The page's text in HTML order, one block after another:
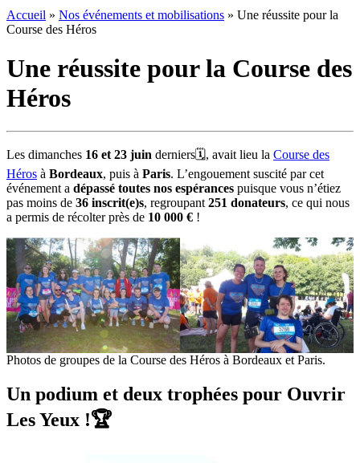
Accueil » Nos événements et mobilisations » Une réussite pour la
Course des Héros
Une réussite pour la Course des
Héros
Les dimanches 16 et 23 juin derniers🗓, avait lieu la Course des
Héros à Bordeaux, puis à Paris. L’engouement suscité par cet
événement a dépassé toutes nos espérances puisque vous n’étiez
pas moins de 36 inscrit(e)s, regroupant 251 donateurs, ce qui nous
a permis de récolter près de 10 000 € !
Photos de groupes de la Course des Héros à Bordeaux et Paris.
Un podium et deux trophées pour Ouvrir
Les Yeux !🏆